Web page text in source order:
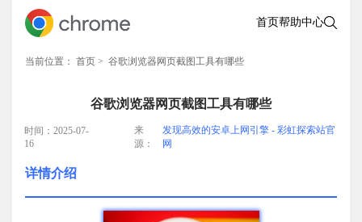
首页帮助中心
当前位置： 首页 > 谷歌浏览器网页截图工具有哪些
谷歌浏览器网页截图工具有哪些
时间：2025-07-
16
来
源：
发现高效的安卓上网引擎 - 彩虹探索站官
网
详情介绍